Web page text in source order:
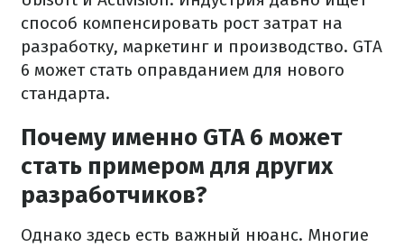
способ компенсировать рост затрат на
разработку, маркетинг и производство. GTA
6 может стать оправданием для нового
стандарта.
Почему именно GTA 6 может
стать примером для других
разработчиков?
Однако здесь есть важный нюанс. Многие